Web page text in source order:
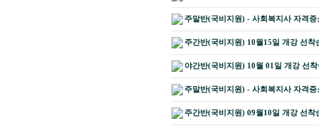
주말반(국비지원) - 사회복지사 자격
주간반(국비지원) 10월15일 개강 선착
야간반(국비지원) 10월 01일 개강 선
주말반(국비지원) - 사회복지사 자격
주간반(국비지원) 09월10일 개강 선착